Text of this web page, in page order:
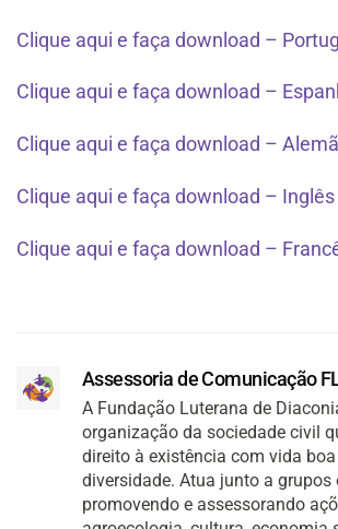
Clique aqui e faça download –
Clique aqui e faça download –
Clique aqui e faça download –
Clique aqui e faça download – Inglês
Clique aqui e faça download –
Assessoria de Comunicação
A Fundação Luterana de
organização da sociedade civil
direito à existência com vida
diversidade. Atua junto a grupos
promovendo e assessorando